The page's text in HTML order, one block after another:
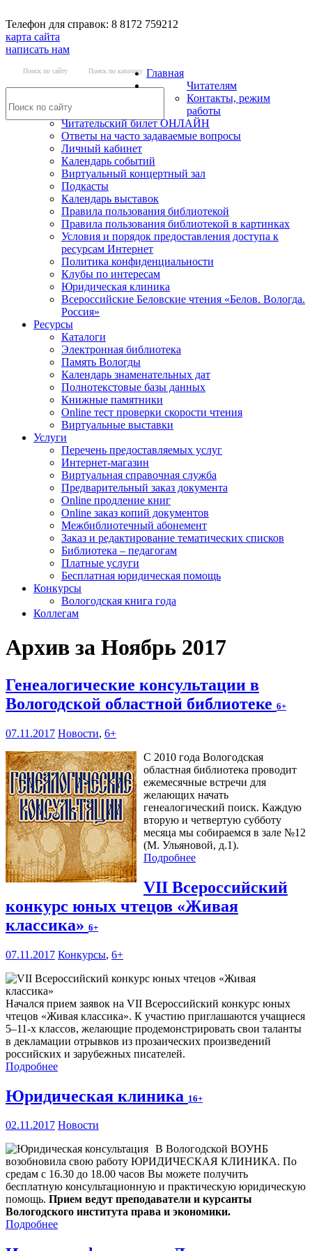
Телефон для справок: 8 8172 759212
карта сайта
написать нам
Поиск по сайту Поиск по каталогу Главная
Читателям
Контакты, режим
работы
Читательский билет ОНЛАЙН
Ответы на часто задаваемые вопросы
Личный кабинет
Календарь событий
Виртуальный концертный зал
Подкасты
Календарь выставок
Правила пользования библиотекой
Правила пользования библиотекой в картинках
Условия и порядок предоставления доступа к
ресурсам Интернет
Политика конфиденциальности
Клубы по интересам
Юридическая клиника
Всероссийские Беловские чтения «Белов. Вологда.
Россия»
Ресурсы
Каталоги
Электронная библиотека
Память Вологды
Календарь знаменательных дат
Полнотекстовые базы данных
Книжные памятники
Online тест проверки скорости чтения
Виртуальные выставки
Услуги
Перечень предоставляемых услуг
Интернет-магазин
Виртуальная справочная служба
Предварительный заказ документа
Online продление книг
Online заказ копий документов
Межбиблиотечный абонемент
Заказ и редактирование тематических списков
Библиотека – педагогам
Платные услуги
Бесплатная юридическая помощь
Конкурсы
Вологодская книга года
Коллегам
Архив за Ноябрь 2017
Генеалогические консультации в
Вологодской областной библиотеке 6+
07.11.2017 Новости, 6+
С 2010 года Вологодская
областная библиотека проводит
ежемесячные встречи для
желающих начать
генеалогический поиск. Каждую
вторую и четвертую субботу
месяца мы собираемся в зале №12
(М. Ульяновой, д.1).
Подробнее
VII Всероссийский
конкурс юных чтецов «Живая
классика» 6+
07.11.2017 Конкурсы, 6+
Начался прием заявок на VII Всероссийский конкурс юных
чтецов «Живая классика». К участию приглашаются учащиеся
5–11-х классов, желающие продемонстрировать свои таланты
в декламации отрывков из прозаических произведений
российских и зарубежных писателей.
Подробнее
Юридическая клиника 16+
02.11.2017 Новости
В Вологодской ВОУНБ
возобновила свою работу ЮРИДИЧЕСКАЯ КЛИНИКА. По
средам с 16.30 до 18.00 часов Вы можете получить
бесплатную консультационную и практическую юридическую
помощь. Прием ведут преподаватели и курсанты
Вологодского института права и экономики.
Подробнее